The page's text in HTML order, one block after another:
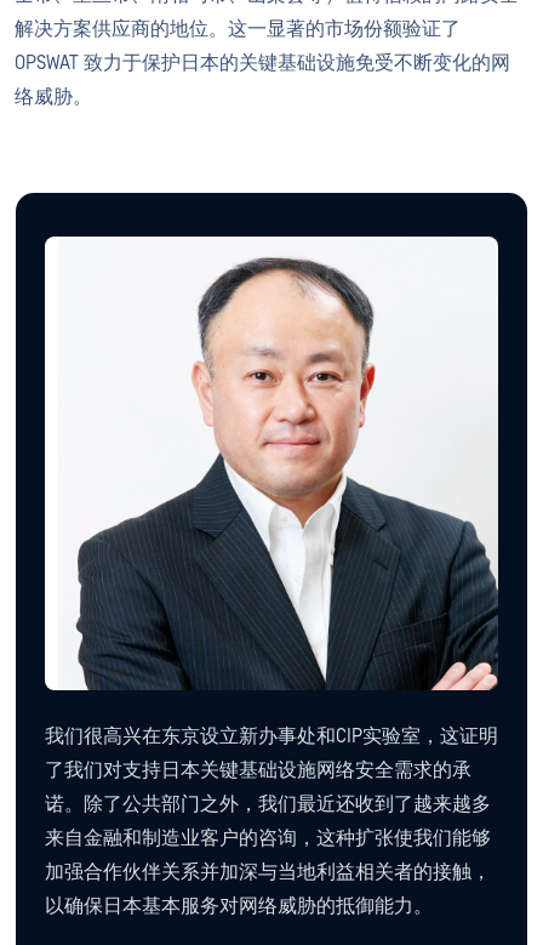
解决方案供应商的地位。这一显著的市场份额验证了
OPSWAT 致力于保护日本的关键基础设施免受不断变化的网
络威胁。
我们很高兴在东京设立新办事处和CIP实验室，这证明
了我们对支持日本关键基础设施网络安全需求的承
诺。除了公共部门之外，我们最近还收到了越来越多
来自金融和制造业客户的咨询，这种扩张使我们能够
加强合作伙伴关系并加深与当地利益相关者的接触，
以确保日本基本服务对网络威胁的抵御能力。